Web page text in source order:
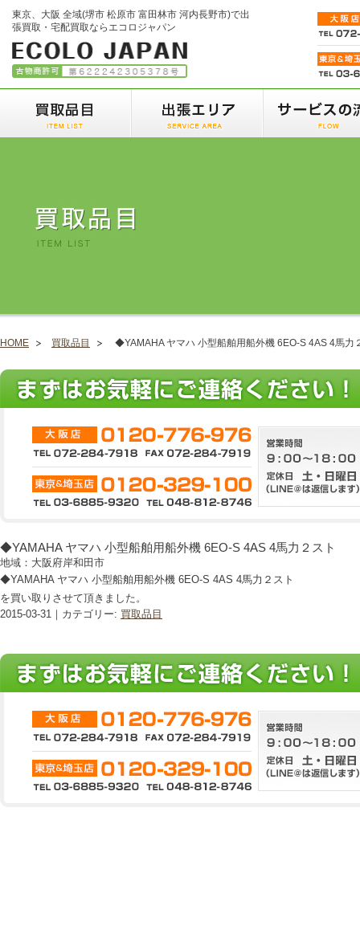
東京、大阪 全域(堺市 松原市 富田林市 河内長野市)で出
張買取・宅配買取ならエコロジャパン
HOME 買取品目 ◆YAMAHA ヤマハ 小型船舶用船外機 6EO-S 4AS 4馬力
◆YAMAHA ヤマハ 小型船舶用船外機 6EO-S 4AS 4馬力２スト
地域：大阪府岸和田市
◆YAMAHA ヤマハ 小型船舶用船外機 6EO-S 4AS 4馬力２スト
を買い取りさせて頂きました。
2015-03-31｜カテゴリー: 買取品目